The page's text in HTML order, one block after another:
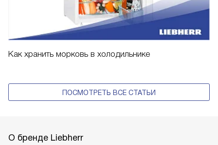
Как хранить морковь в холодильнике
ПОСМОТРЕТЬ ВСЕ СТАТЬИ
О бренде Liebherr